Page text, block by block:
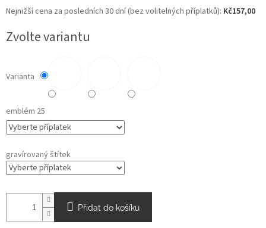
Měrná
cena:
Nejnižší cena za posledních 30 dní (bez volitelných příplatků): Kč157,00
Zvolte variantu
Varianta
emblém 25
gravírovaný štítek
Přidat do košíku